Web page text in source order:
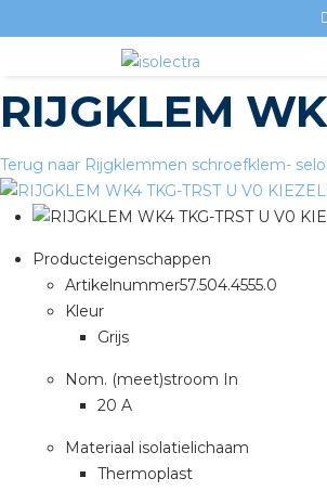
RIJGKLEM
Terug naar Rijgklemmen schroefklem-
Producteigenschappen
Artikelnummer57.504.4555.0
Kleur
Grijs
Nom. (meet)stroom In
20 A
Materiaal isolatielichaam
Thermoplast